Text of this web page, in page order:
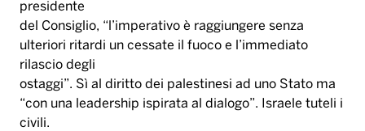
presidente
del Consiglio, “l’imperativo è raggiungere senza
ulteriori ritardi un cessate il fuoco e l’immediato
rilascio degli
ostaggi”. Sì al diritto dei palestinesi ad uno Stato ma
“con una leadership ispirata al dialogo”. Israele tuteli i
civili.